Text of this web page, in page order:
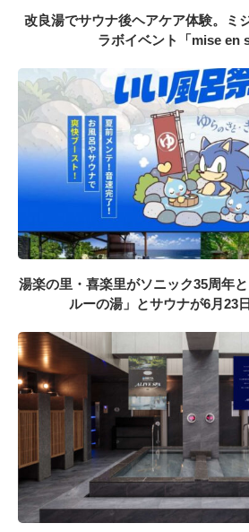
改良湯でサウナ後ヘアケア体験。ミ
ラボイベント「mise en
湯楽の里・喜楽里がソニック35周年
ルーの湯」とサウナが6月23